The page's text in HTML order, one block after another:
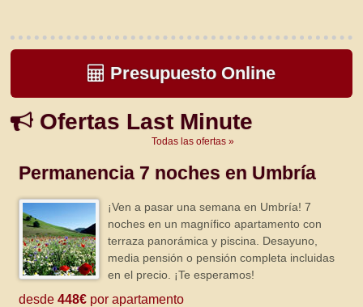
Presupuesto Online
Ofertas Last Minute
Todas las ofertas »
Permanencia 7 noches en Umbría
¡Ven a pasar una semana en Umbría! 7
noches en un magnífico apartamento con
terraza panorámica y piscina. Desayuno,
media pensión o pensión completa incluidas
en el precio. ¡Te esperamos!
desde448€ por apartamento